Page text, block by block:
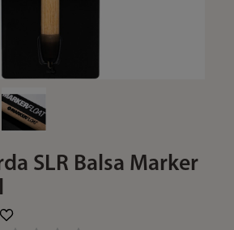
SLR Balsa Marker